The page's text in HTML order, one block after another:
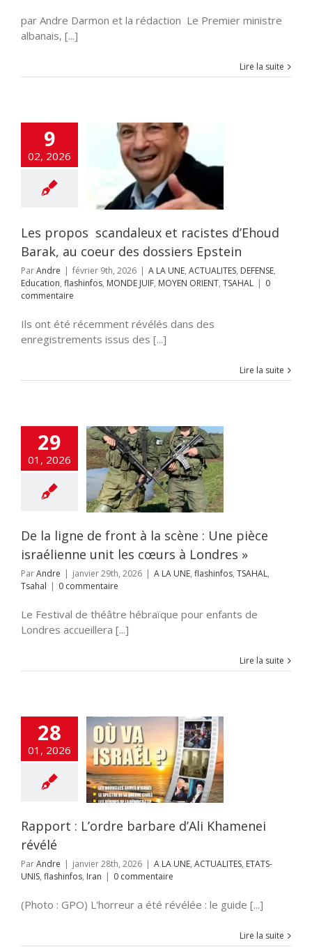
par Andre Darmon et la rédaction Le Premier ministre
albanais, [...]
Lire la suite
9
02, 2026
scandaleux
d’Ehoud
au coeur des
ACTUALITES
TSAHAL
Les propos scandaleux et racistes d’Ehoud
Barak, au coeur des dossiers Epstein
ParAndre | février 9th, 2026 | A LA UNE, ACTUALITES, DEFENSE,
Education, flashinfos, MONDE JUIF, MOYEN ORIENT, TSAHAL | 0
commentaire
Ils ont été récemment révélés dans des
enregistrements issus des [...]
Lire la suite
29
01, 2026
de front à la
: Une pièce
à Londres »
De la ligne de front à la scène : Une pièce
israélienne unit les cœurs à Londres »
ParAndre | janvier 29th, 2026 | A LA UNE, flashinfos, TSAHAL,
Tsahal | 0 commentaire
Le Festival de théâtre hébraïque pour enfants de
Londres accueillera [...]
Lire la suite
28
01, 2026
: L’ordre
Khamenei
ACTUALITES
Rapport : L’ordre barbare d’Ali Khamenei
révélé
ParAndre | janvier 28th, 2026 | A LA UNE, ACTUALITES, ETATS-
UNIS, flashinfos, Iran | 0 commentaire
(Photo : GPO) L'horreur a été révélée : le guide [...]
Lire la suite